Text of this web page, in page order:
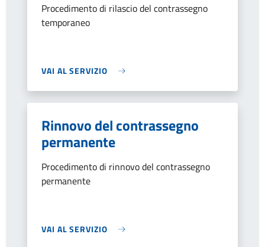
Procedimento di rilascio del contrassegno
temporaneo
VAI AL SERVIZIO
Rinnovo del contrassegno
permanente
Procedimento di rinnovo del contrassegno
permanente
VAI AL SERVIZIO